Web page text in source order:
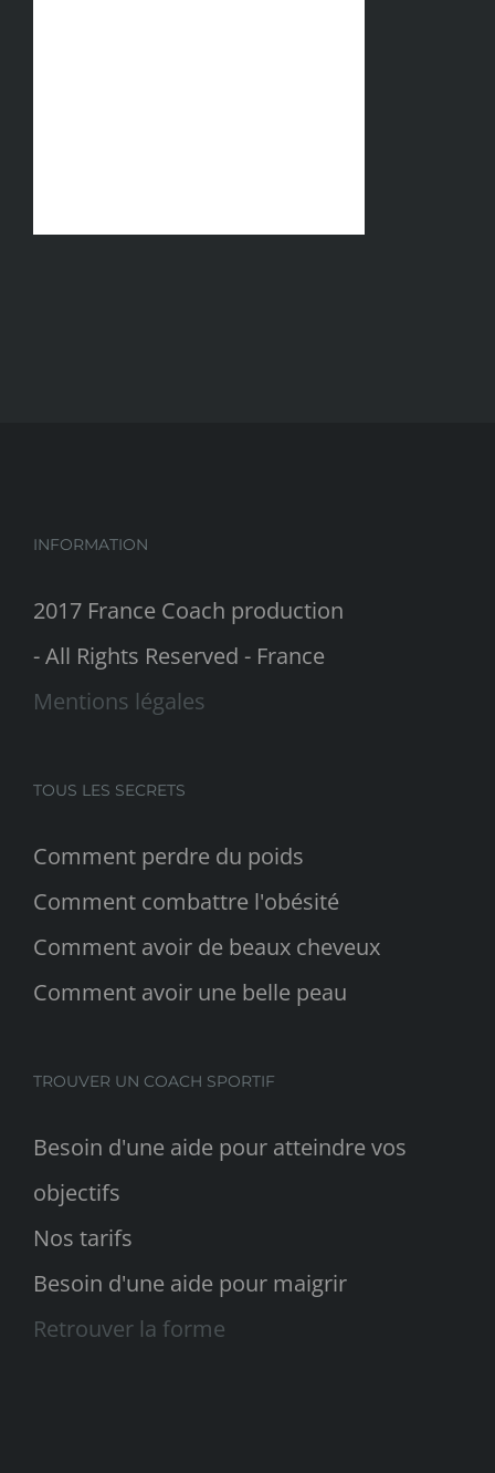
INFORMATION
2017 France Coach production
- All Rights Reserved - France
Mentions légales
TOUS LES SECRETS
Comment perdre du poids
Comment combattre l'obésité
Comment avoir de beaux cheveux
Comment avoir une belle peau
TROUVER UN COACH SPORTIF
Besoin d'une aide pour atteindre vos
objectifs
Nos tarifs
Besoin d'une aide pour maigrir
Retrouver la forme